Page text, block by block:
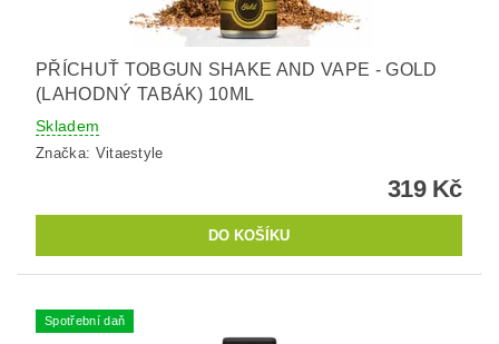
PŘÍCHUŤ TOBGUN SHAKE AND VAPE - GOLD
(LAHODNÝ TABÁK) 10ML
Skladem
Značka: Vitaestyle
319 Kč
Spotřební daň